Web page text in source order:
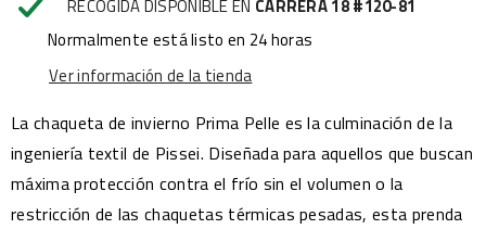
RECOGIDA DISPONIBLE EN CARRERA 18 #120-81
Normalmente está listo en 24 horas
Ver información de la tienda
La chaqueta de invierno Prima Pelle es la culminación de la
ingeniería textil de Pissei. Diseñada para aquellos que buscan
máxima protección contra el frío sin el volumen o la
restricción de las chaquetas térmicas pesadas, esta prenda